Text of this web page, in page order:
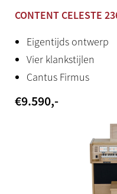
CONTENT CELESTE
Eigentijds ontwerp
Vier klankstijlen
Cantus Firmus
€9.590,-